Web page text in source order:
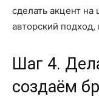
сделать акцент на
авторский
Шаг 4.
создаём